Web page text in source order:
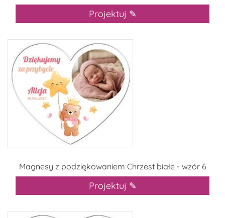
Projektuj ✎
Magnesy z podziękowaniem Chrzest białe - wzór 6
Projektuj ✎